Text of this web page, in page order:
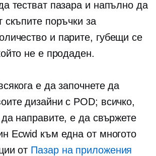
тестват пазара и напълно да
скъпите поръчки за
и парите, губещи се
не е продаден.
е да започнете да
дизайни с POD; всичко,
да направите, е да свържете
Ecwid към една от многото
от Пазар на приложения